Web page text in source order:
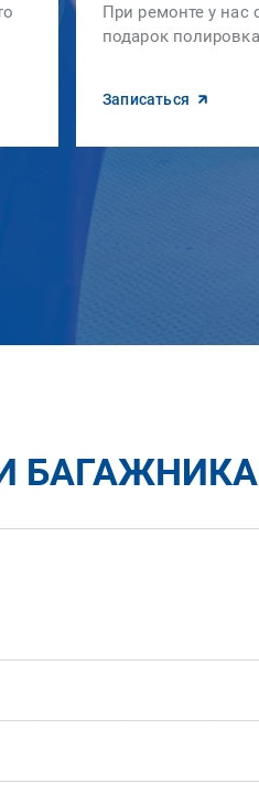
При ремонте у нас
подарок
Записаться